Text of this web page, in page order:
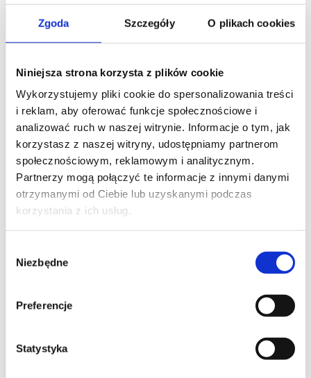
Zgoda Szczegóły O plikach cookies
Niniejsza strona korzysta z plików cookie
Wykorzystujemy pliki cookie do spersonalizowania treści
i reklam, aby oferować funkcje społecznościowe i
analizować ruch w naszej witrynie. Informacje o tym, jak
korzystasz z naszej witryny, udostępniamy partnerom
społecznościowym, reklamowym i analitycznym.
Partnerzy mogą połączyć te informacje z innymi danymi
otrzymanymi od Ciebie lub uzyskanymi podczas
korzystania z ich usług.
zgody
Niezbędne
Preferencje
Statystyka
Szpilka
Profil tiktok Czerwona Szpilka
Profil youtube Czerwona
Szpilka
Kontakt
kontakt@czerwonaszpilka.pl